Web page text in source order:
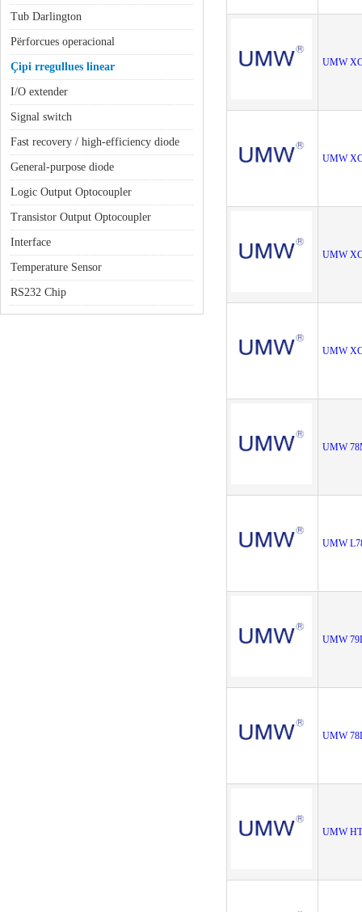
Tub Darlington
Përforcues operacional
Çipi rregullues linear
I/O extender
Signal switch
Fast recovery / high-efficiency diode
General-purpose diode
Logic Output Optocoupler
Transistor Output Optocoupler
Interface
Temperature Sensor
RS232 Chip
UMW
UMW
UMW
UMW
UMW
UMW
UMW
UMW
UMW